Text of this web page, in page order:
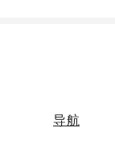
导航